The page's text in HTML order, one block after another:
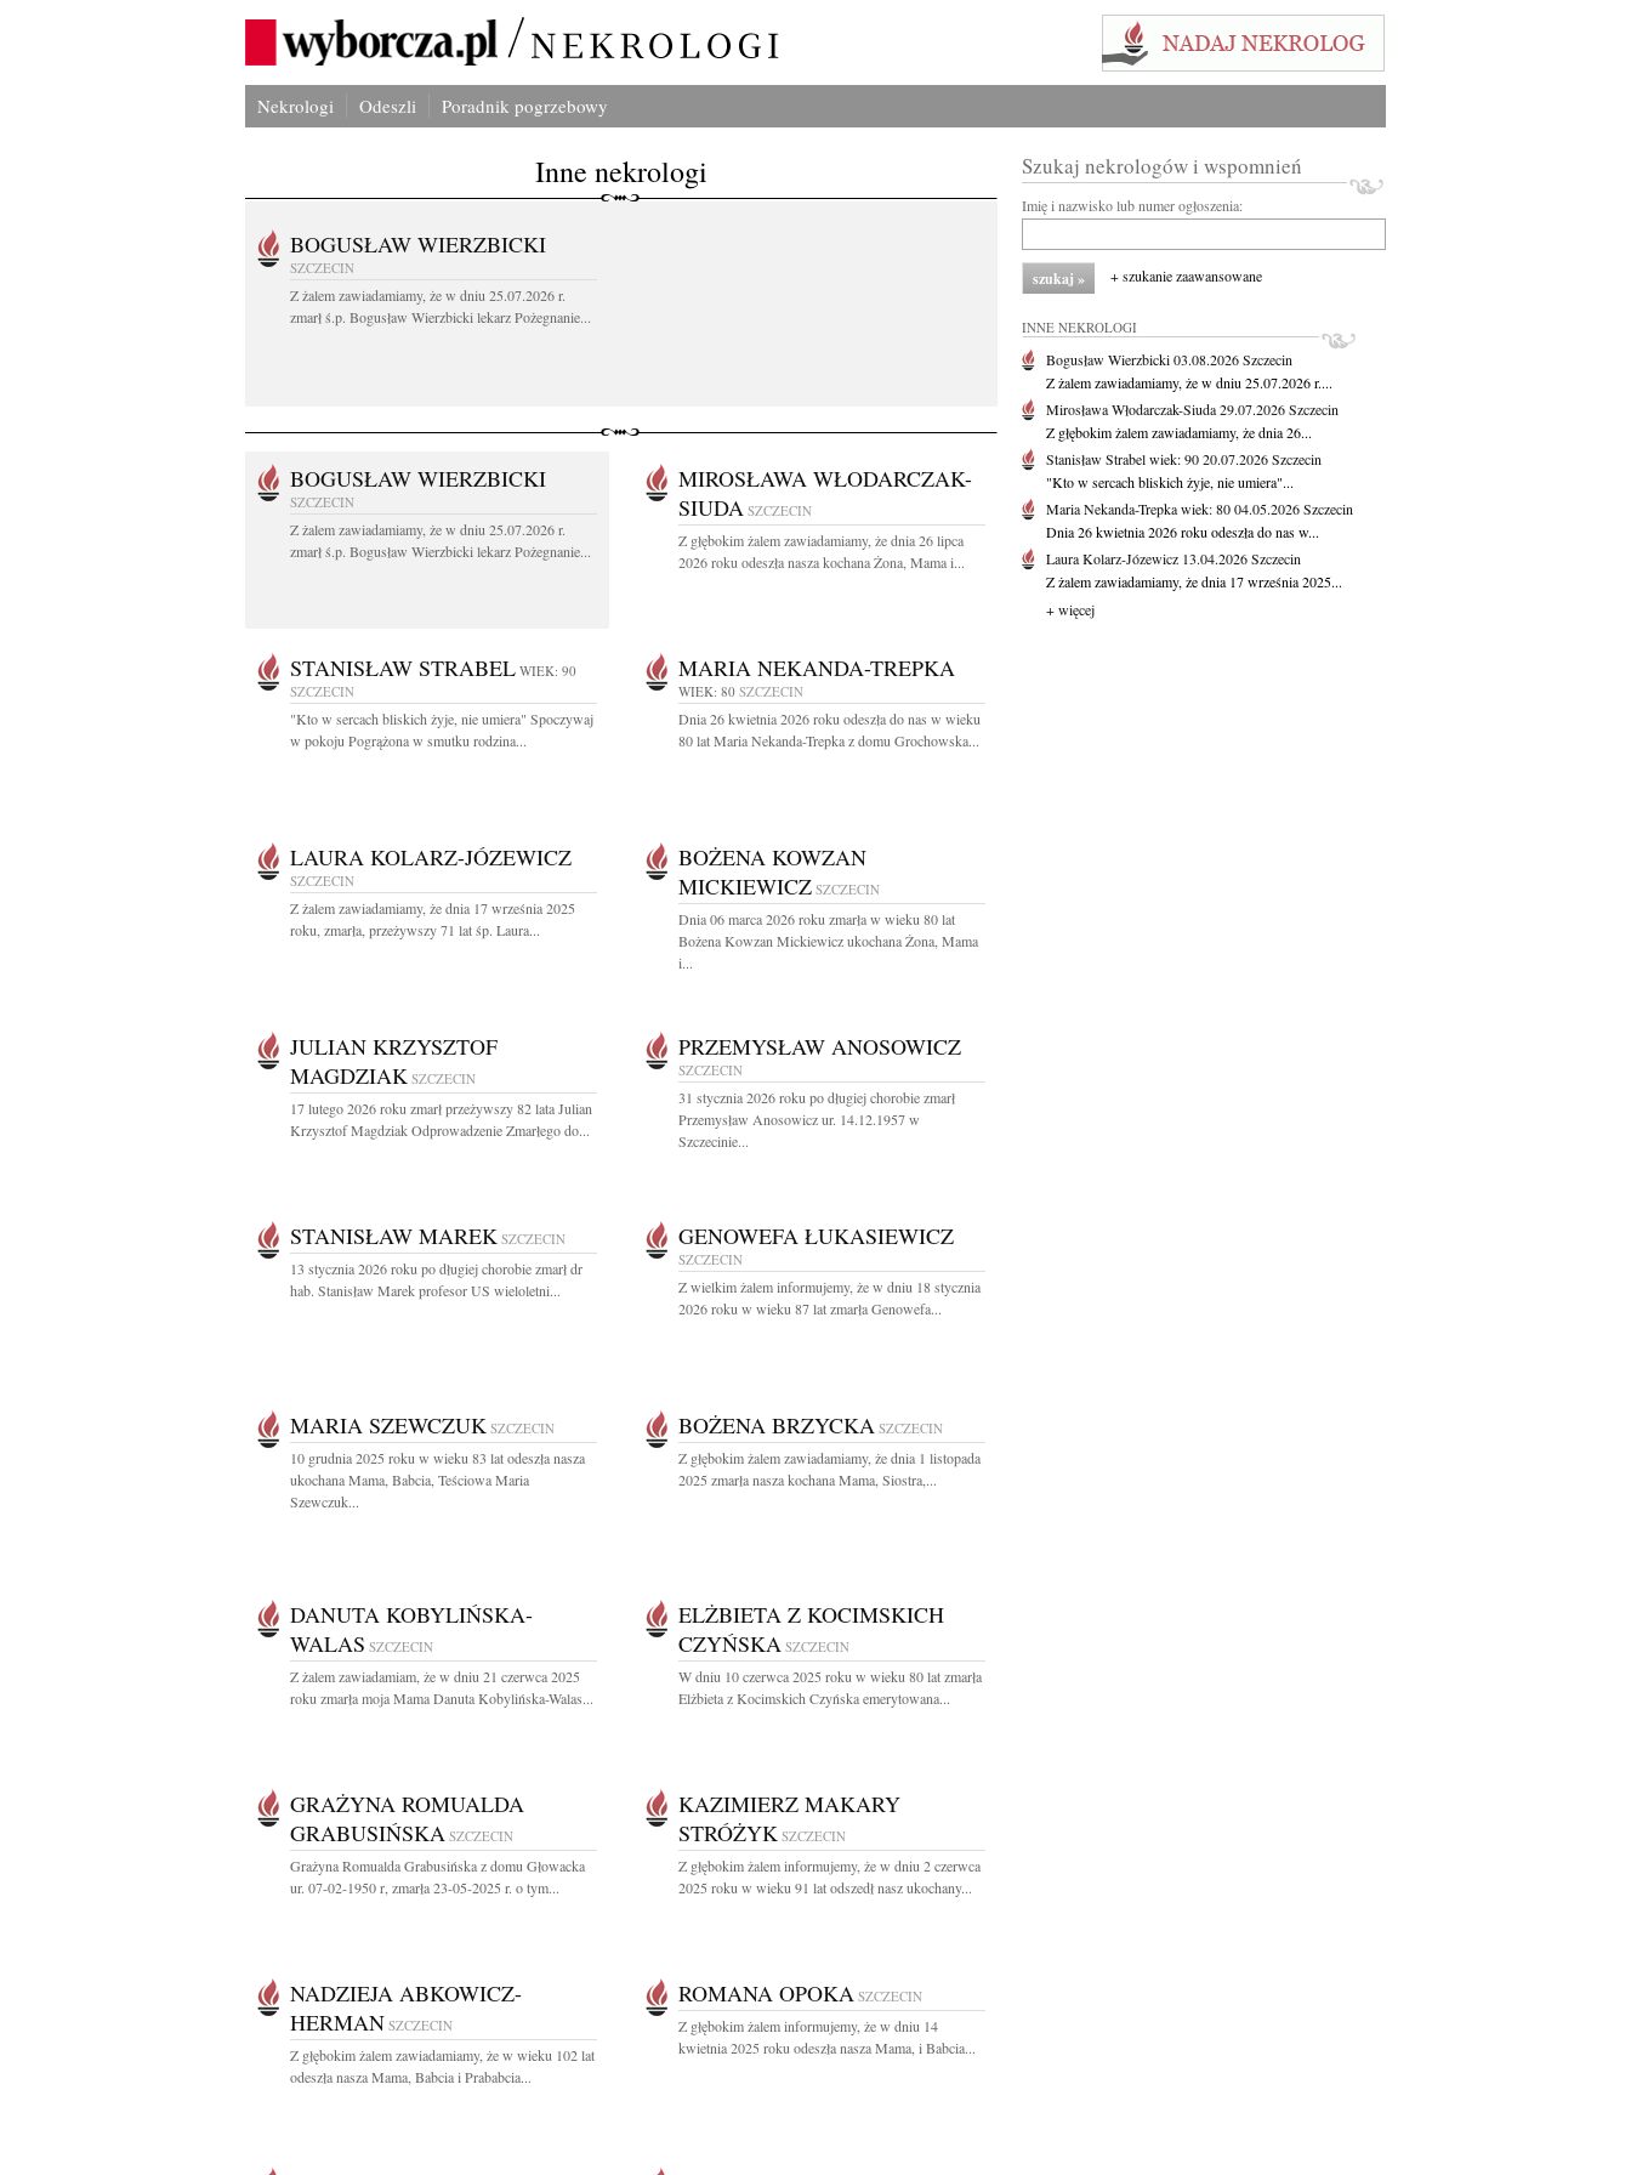
Nekrologi Odeszli Poradnik pogrzebowy
Inne nekrologi
BOGUSŁAW WIERZBICKI
SZCZECIN
Z żalem zawiadamiamy, że w dniu 25.07.2026 r.
zmarł ś.p. Bogusław Wierzbicki lekarz Pożegnanie...
BOGUSŁAW WIERZBICKI
SZCZECIN
Z żalem zawiadamiamy, że w dniu 25.07.2026 r.
zmarł ś.p. Bogusław Wierzbicki lekarz Pożegnanie...
MIROSŁAWA WŁODARCZAK-
SIUDA SZCZECIN
Z głębokim żalem zawiadamiamy, że dnia 26 lipca
2026 roku odeszła nasza kochana Żona, Mama i...
STANISŁAW STRABEL WIEK: 90
SZCZECIN
"Kto w sercach bliskich żyje, nie umiera" Spoczywaj
w pokoju Pogrążona w smutku rodzina...
MARIA NEKANDA-TREPKA
WIEK: 80 SZCZECIN
Dnia 26 kwietnia 2026 roku odeszła do nas w wieku
80 lat Maria Nekanda-Trepka z domu Grochowska...
LAURA KOLARZ-JÓZEWICZ
SZCZECIN
Z żalem zawiadamiamy, że dnia 17 września 2025
roku, zmarła, przeżywszy 71 lat śp. Laura...
BOŻENA KOWZAN
MICKIEWICZ SZCZECIN
Dnia 06 marca 2026 roku zmarła w wieku 80 lat
Bożena Kowzan Mickiewicz ukochana Żona, Mama
i...
JULIAN KRZYSZTOF
MAGDZIAK SZCZECIN
17 lutego 2026 roku zmarł przeżywszy 82 lata Julian
Krzysztof Magdziak Odprowadzenie Zmarłego do...
PRZEMYSŁAW ANOSOWICZ
SZCZECIN
31 stycznia 2026 roku po długiej chorobie zmarł
Przemysław Anosowicz ur. 14.12.1957 w
Szczecinie...
STANISŁAW MAREK SZCZECIN
13 stycznia 2026 roku po długiej chorobie zmarł dr
hab. Stanisław Marek profesor US wieloletni...
GENOWEFA ŁUKASIEWICZ
SZCZECIN
Z wielkim żalem informujemy, że w dniu 18 stycznia
2026 roku w wieku 87 lat zmarła Genowefa...
MARIA SZEWCZUK SZCZECIN
10 grudnia 2025 roku w wieku 83 lat odeszła nasza
ukochana Mama, Babcia, Teściowa Maria
Szewczuk...
BOŻENA BRZYCKA SZCZECIN
Z głębokim żalem zawiadamiamy, że dnia 1 listopada
2025 zmarła nasza kochana Mama, Siostra,...
DANUTA KOBYLIŃSKA-
WALAS SZCZECIN
Z żalem zawiadamiam, że w dniu 21 czerwca 2025
roku zmarła moja Mama Danuta Kobylińska-Walas...
ELŻBIETA Z KOCIMSKICH
CZYŃSKA SZCZECIN
W dniu 10 czerwca 2025 roku w wieku 80 lat zmarła
Elżbieta z Kocimskich Czyńska emerytowana...
GRAŻYNA ROMUALDA
GRABUSIŃSKA SZCZECIN
Grażyna Romualda Grabusińska z domu Głowacka
ur. 07-02-1950 r, zmarła 23-05-2025 r. o tym...
KAZIMIERZ MAKARY
STRÓŻYK SZCZECIN
Z głębokim żalem informujemy, że w dniu 2 czerwca
2025 roku w wieku 91 lat odszedł nasz ukochany...
NADZIEJA ABKOWICZ-
HERMAN SZCZECIN
Z głębokim żalem zawiadamiamy, że w wieku 102 lat
odeszła nasza Mama, Babcia i Prababcia...
ROMANA OPOKA SZCZECIN
Z głębokim żalem informujemy, że w dniu 14
kwietnia 2025 roku odeszła nasza Mama, i Babcia...
Szukaj nekrologów i wspomnień
Imię i nazwisko lub numer ogłoszenia:
+ szukanie zaawansowane
INNE NEKROLOGI
Bogusław Wierzbicki03.08.2026Szczecin
Z żalem zawiadamiamy, że w dniu 25.07.2026 r....
Mirosława Włodarczak-Siuda29.07.2026Szczecin
Z głębokim żalem zawiadamiamy, że dnia 26...
Stanisław Strabelwiek: 9020.07.2026Szczecin
"Kto w sercach bliskich żyje, nie umiera"...
Maria Nekanda-Trepkawiek: 8004.05.2026Szczecin
Dnia 26 kwietnia 2026 roku odeszła do nas w...
Laura Kolarz-Józewicz 13.04.2026Szczecin
Z żalem zawiadamiamy, że dnia 17 września 2025...
+ więcej